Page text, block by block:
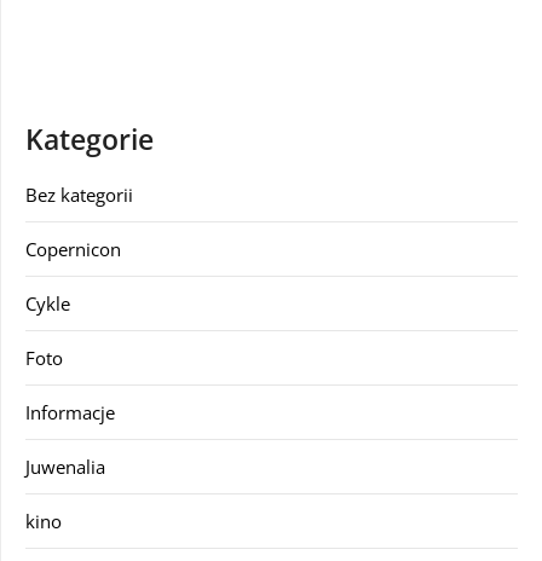
Kategorie
Bez kategorii
Copernicon
Cykle
Foto
Informacje
Juwenalia
kino